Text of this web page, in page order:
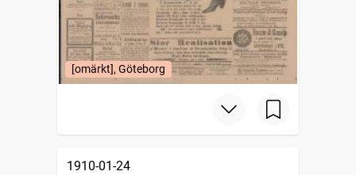
[omärkt], Göteborg
1910-01-24